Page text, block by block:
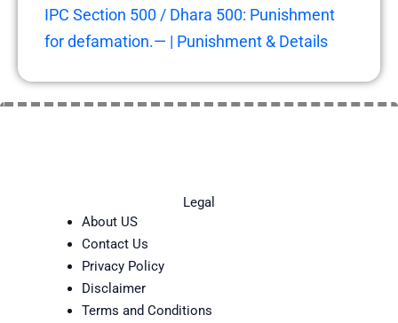
IPC Section 500 / Dhara 500: Punishment
for defamation.— | Punishment & Details
Legal
About US
Contact Us
Privacy Policy
Disclaimer
Terms and Conditions